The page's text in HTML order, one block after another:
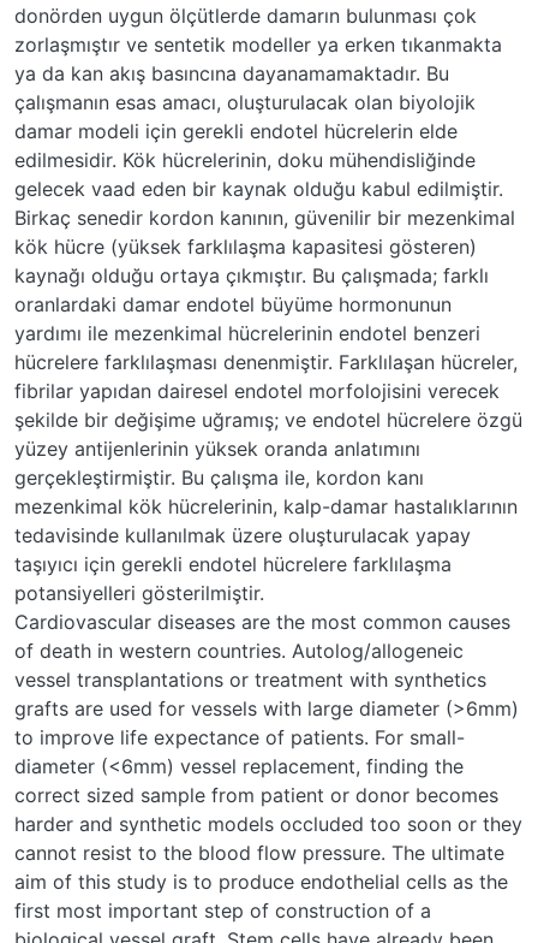
donörden uygun ölçütlerde damarın bulunması çok
zorlaşmıştır ve sentetik modeller ya erken tıkanmakta
ya da kan akış basıncına dayanamamaktadır. Bu
çalışmanın esas amacı, oluşturulacak olan biyolojik
damar modeli için gerekli endotel hücrelerin elde
edilmesidir. Kök hücrelerinin, doku mühendisliğinde
gelecek vaad eden bir kaynak olduğu kabul edilmiştir.
Birkaç senedir kordon kanının, güvenilir bir mezenkimal
kök hücre (yüksek farklılaşma kapasitesi gösteren)
kaynağı olduğu ortaya çıkmıştır. Bu çalışmada; farklı
oranlardaki damar endotel büyüme hormonunun
yardımı ile mezenkimal hücrelerinin endotel benzeri
hücrelere farklılaşması denenmiştir. Farklılaşan hücreler,
fibrilar yapıdan dairesel endotel morfolojisini verecek
şekilde bir değişime uğramış; ve endotel hücrelere özgü
yüzey antijenlerinin yüksek oranda anlatımını
gerçekleştirmiştir. Bu çalışma ile, kordon kanı
mezenkimal kök hücrelerinin, kalp-damar hastalıklarının
tedavisinde kullanılmak üzere oluşturulacak yapay
taşıyıcı için gerekli endotel hücrelere farklılaşma
potansiyelleri gösterilmiştir.
Cardiovascular diseases are the most common causes
of death in western countries. Autolog/allogeneic
vessel transplantations or treatment with synthetics
grafts are used for vessels with large diameter (>6mm)
to improve life expectance of patients. For small-
diameter (<6mm) vessel replacement, finding the
correct sized sample from patient or donor becomes
harder and synthetic models occluded too soon or they
cannot resist to the blood flow pressure. The ultimate
aim of this study is to produce endothelial cells as the
first most important step of construction of a